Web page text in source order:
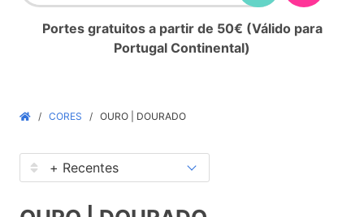
Portes gratuitos a partir de 50€ (Válido para
Portugal Continental)
CORES OURO | DOURADO